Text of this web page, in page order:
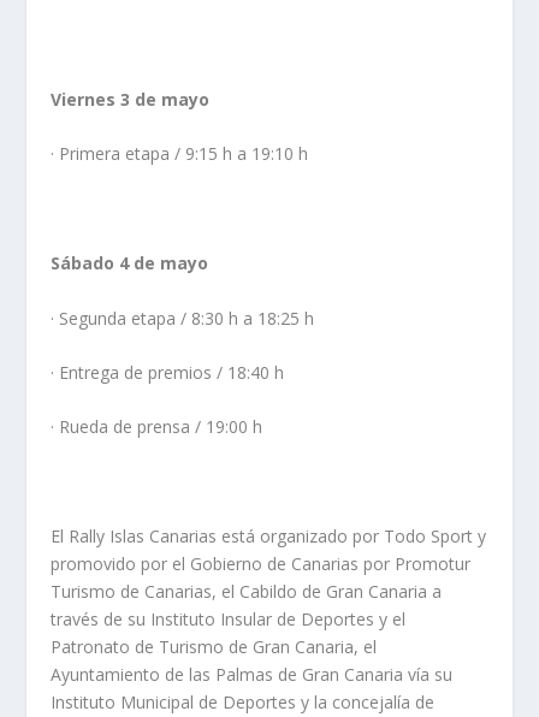
Viernes 3 de mayo
· Primera etapa / 9:15 h a 19:10 h
Sábado 4 de mayo
· Segunda etapa / 8:30 h a 18:25 h
· Entrega de premios / 18:40 h
· Rueda de prensa / 19:00 h
El Rally Islas Canarias está organizado por Todo Sport y
promovido por el Gobierno de Canarias por Promotur
Turismo de Canarias, el Cabildo de Gran Canaria a
través de su Instituto Insular de Deportes y el
Patronato de Turismo de Gran Canaria, el
Ayuntamiento de las Palmas de Gran Canaria vía su
Instituto Municipal de Deportes y la concejalía de